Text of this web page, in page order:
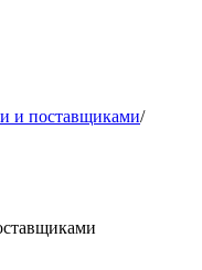
и поставщиками/